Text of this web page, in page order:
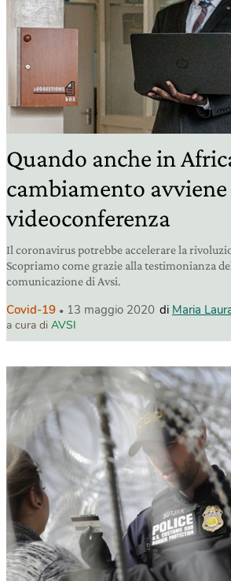
Quando anche in
cambiamento
videoconferenza
Il coronavirus potrebbe accelerare la
Scopriamo come grazie alla testimonianza
comunicazione di Avsi.
Covid-19 13 maggio 2020 di Maria
a cura di AVSI